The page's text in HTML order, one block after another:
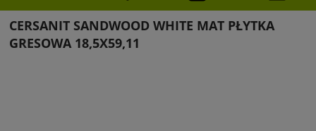
CERSANIT SANDWOOD WHITE MAT PŁYTKA
GRESOWA 18,5X59,11